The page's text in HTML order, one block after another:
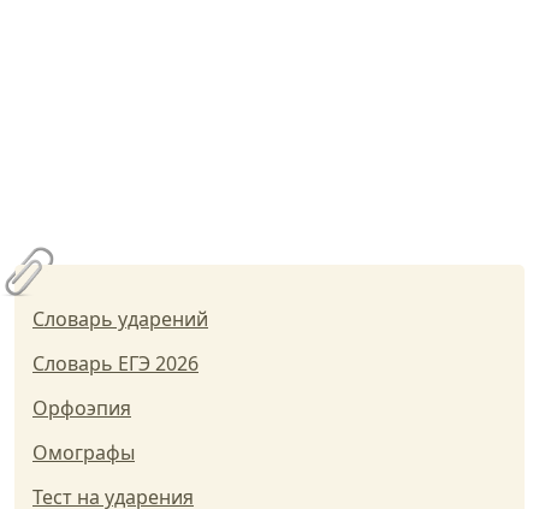
Словарь ударений
Словарь ЕГЭ 2026
Орфоэпия
Омографы
Тест на ударения